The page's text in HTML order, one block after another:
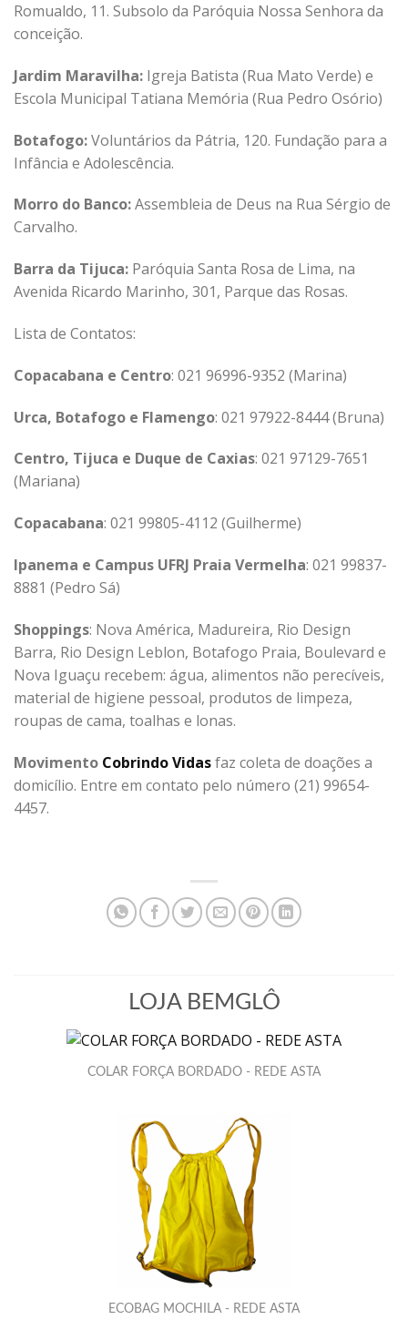
Romualdo, 11. Subsolo da Paróquia Nossa Senhora da
conceição.
Jardim Maravilha: Igreja Batista (Rua Mato Verde) e
Escola Municipal Tatiana Memória (Rua Pedro Osório)
Botafogo:Voluntários da Pátria, 120. Fundação para a
Infância e Adolescência.
Morro do Banco:Assembleia de Deus na Rua Sérgio de
Carvalho.
Barra da Tijuca: Paróquia Santa Rosa de Lima, na
Avenida Ricardo Marinho, 301, Parque das Rosas.
Lista de Contatos:
Copacabana e Centro: 021 96996-9352 (Marina)
Urca, Botafogo e Flamengo: 021 97922-8444 (Bruna)
Centro, Tijuca e Duque de Caxias: 021 97129-7651
(Mariana)
Copacabana: 021 99805-4112 (Guilherme)
Ipanema e Campus UFRJ Praia Vermelha: 021 99837-
8881 (Pedro Sá)
Shoppings: Nova América, Madureira, Rio Design
Barra, Rio Design Leblon, Botafogo Praia, Boulevard e
Nova Iguaçu recebem: água, alimentos não perecíveis,
material de higiene pessoal, produtos de limpeza,
roupas de cama, toalhas e lonas.
Movimento Cobrindo Vidasfaz coleta de doações a
domicílio. Entre em contato pelo número (21) 99654-
4457.
LOJA BEMGLÔ
COLAR FORÇA BORDADO - REDE ASTA
ECOBAG MOCHILA - REDE ASTA